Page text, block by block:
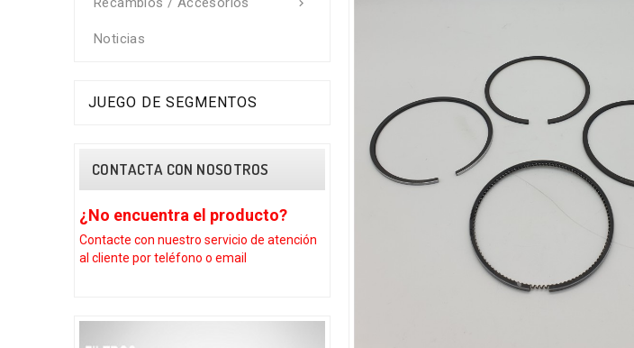

Noticias
JUEGO DE SEGMENTOS
CONTACTA CON NOSOTROS
¿No encuentra el producto?
Contacte con nuestroservicio de atención
al cliente por teléfono o email
¿No encuentra el producto?
Contacte con nuestro servicio de atención
al cliente por teléfono o email